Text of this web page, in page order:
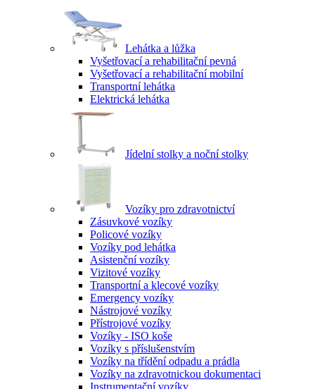
Lehátka a lůžka
Vyšetřovací a rehabilitační pevná
Vyšetřovací a rehabilitační mobilní
Transportní lehátka
Elektrická lehátka
Jídelní stolky a noční stolky
Vozíky pro zdravotnictví
Zásuvkové vozíky
Policové vozíky
Vozíky pod lehátka
Asistenční vozíky
Vizitové vozíky
Transportní a klecové vozíky
Emergency vozíky
Nástrojové vozíky
Přístrojové vozíky
Vozíky - ISO koše
Vozíky s příslušenstvím
Vozíky na třídění odpadu a prádla
Vozíky na zdravotnickou dokumentaci
Instrumentační vozíky